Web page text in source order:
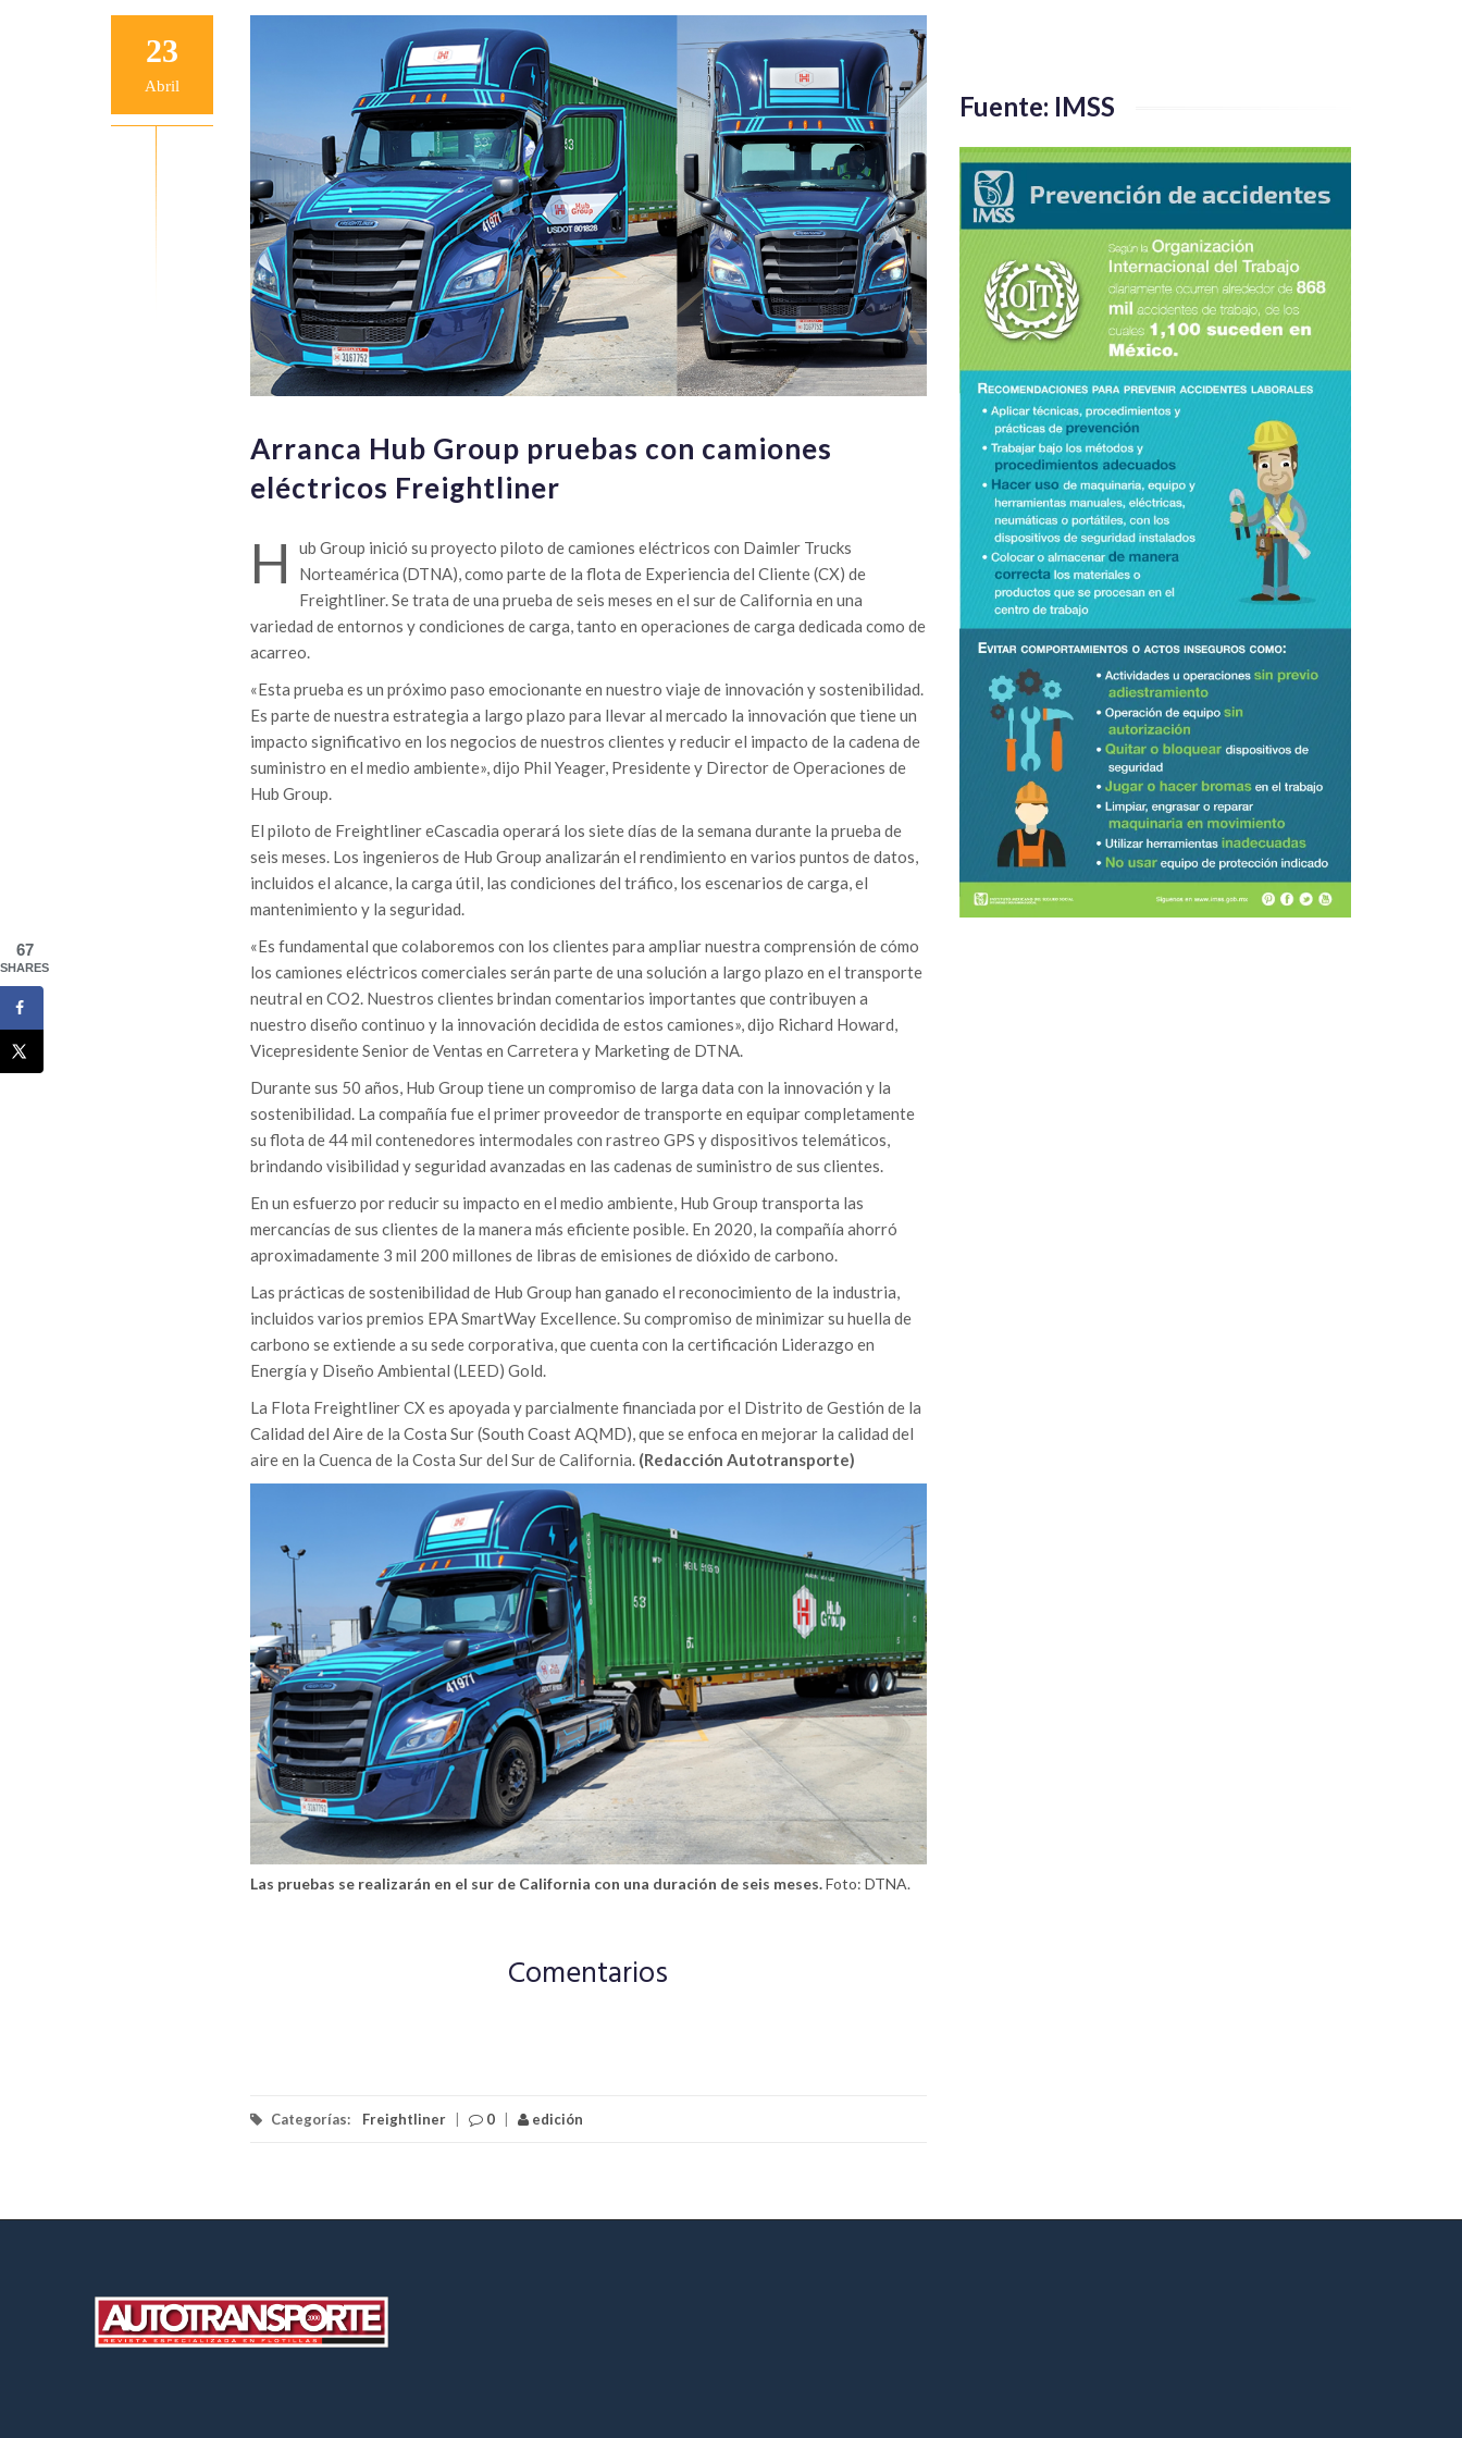
23
Abril
Arranca Hub Group pruebas con camiones
eléctricos Freightliner
H
ub Group inició su proyecto piloto de camiones eléctricos con Daimler Trucks
Norteamérica (DTNA), como parte de la flota de Experiencia del Cliente (CX) de
Freightliner. Se trata de una prueba de seis meses en el sur de California en una
variedad de entornos y condiciones de carga, tanto en operaciones de carga dedicada como de
acarreo.
«Esta prueba es un próximo paso emocionante en nuestro viaje de innovación y sostenibilidad.
Es parte de nuestra estrategia a largo plazo para llevar al mercado la innovación que tiene un
impacto significativo en los negocios de nuestros clientes y reducir el impacto de la cadena de
suministro en el medio ambiente», dijo Phil Yeager, Presidente y Director de Operaciones de
Hub Group.
El piloto de Freightliner eCascadia operará los siete días de la semana durante la prueba de
seis meses. Los ingenieros de Hub Group analizarán el rendimiento en varios puntos de datos,
incluidos el alcance, la carga útil, las condiciones del tráfico, los escenarios de carga, el
mantenimiento y la seguridad.
«Es fundamental que colaboremos con los clientes para ampliar nuestra comprensión de cómo
los camiones eléctricos comerciales serán parte de una solución a largo plazo en el transporte
neutral en CO2. Nuestros clientes brindan comentarios importantes que contribuyen a
nuestro diseño continuo y la innovación decidida de estos camiones», dijo Richard Howard,
Vicepresidente Senior de Ventas en Carretera y Marketing de DTNA.
Durante sus 50 años, Hub Group tiene un compromiso de larga data con la innovación y la
sostenibilidad. La compañía fue el primer proveedor de transporte en equipar completamente
su flota de 44 mil contenedores intermodales con rastreo GPS y dispositivos telemáticos,
brindando visibilidad y seguridad avanzadas en las cadenas de suministro de sus clientes.
En un esfuerzo por reducir su impacto en el medio ambiente, Hub Group transporta las
mercancías de sus clientes de la manera más eficiente posible. En 2020, la compañía ahorró
aproximadamente 3 mil 200 millones de libras de emisiones de dióxido de carbono.
Las prácticas de sostenibilidad de Hub Group han ganado el reconocimiento de la industria,
incluidos varios premios EPA SmartWay Excellence. Su compromiso de minimizar su huella de
carbono se extiende a su sede corporativa, que cuenta con la certificación Liderazgo en
Energía y Diseño Ambiental (LEED) Gold.
La Flota Freightliner CX es apoyada y parcialmente financiada por el Distrito de Gestión de la
Calidad del Aire de la Costa Sur (South Coast AQMD), que se enfoca en mejorar la calidad del
aire en la Cuenca de la Costa Sur del Sur de California. (Redacción Autotransporte)
Las pruebas se realizarán en el sur de California con una duración de seis meses.Foto: DTNA.
Comentarios
Categorías: Freightliner 0 edición
Fuente: IMSS
67
SHARES